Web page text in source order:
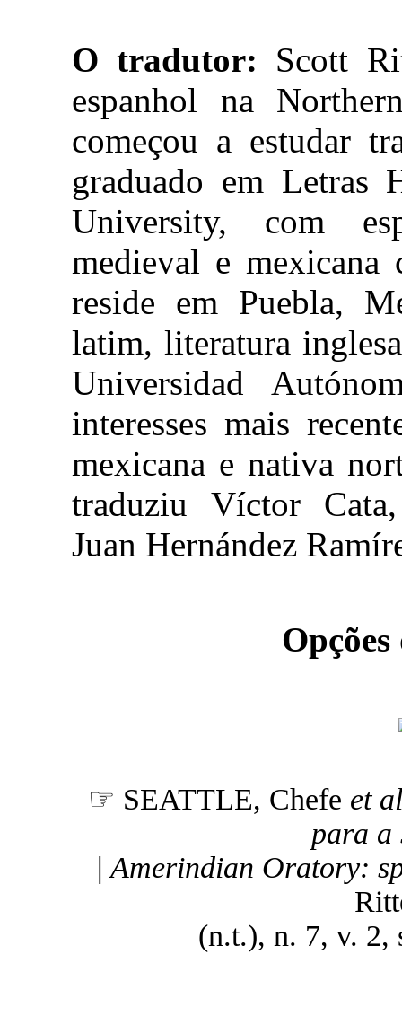
O tradutor: Scott
espanhol na
começou a estudar
graduado em Letras
University, com
medieval e mexicana
reside em Puebla,
latim, literatura
Universidad
interesses mais
mexicana e nativa
traduziu Víctor
Juan Hernández
☞ SEATTLE, Chefe et al
para a
| Amerindian Oratory:
(n.t.), n. 7, v. 2,